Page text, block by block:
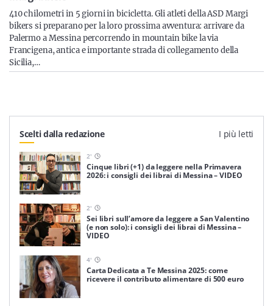
Servizi
Resta sempre aggiornato con le ultime news, iscriviti alla
nostra newsletter
Iscriviti
410 chilometri in 5 giorni in bicicletta. Gli atleti della ASD Margi
bikers si preparano per la loro prossima avventura: arrivare da
Palermo a Messina percorrendo in mountain bike la via
Francigena, antica e importante strada di collegamento della
Sicilia,…
Scelti dalla redazione I più letti
2'
Cinque libri (+1) da leggere nella Primavera
2026: i consigli dei librai di Messina – VIDEO
2'
Sei libri sull’amore da leggere a San Valentino
(e non solo): i consigli dei librai di Messina –
VIDEO
4'
Carta Dedicata a Te Messina 2025: come
ricevere il contributo alimentare di 500 euro